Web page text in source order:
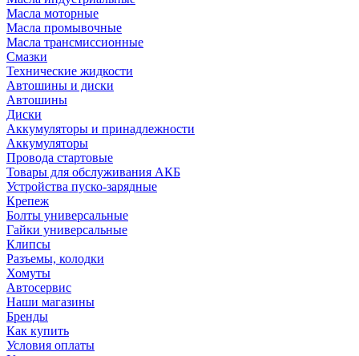
Масла моторные
Масла промывочные
Масла трансмиссионные
Смазки
Технические жидкости
Автошины и диски
Автошины
Диски
Аккумуляторы и принадлежности
Аккумуляторы
Провода стартовые
Товары для обслуживания АКБ
Устройства пуско-зарядные
Крепеж
Болты универсальные
Гайки универсальные
Клипсы
Разъемы, колодки
Хомуты
Автосервис
Наши магазины
Бренды
Как купить
Условия оплаты